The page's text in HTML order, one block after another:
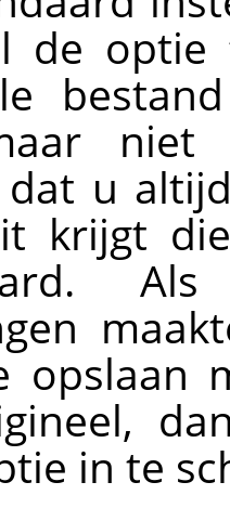
de optie
niet
u
krijgt
opslaan
in te